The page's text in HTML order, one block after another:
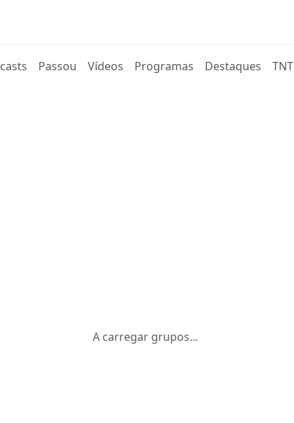
Passou Vídeos Programas Destaques TNT
A carregar grupos...